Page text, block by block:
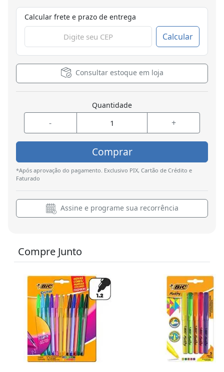
Calcular frete e prazo de entrega
Calcular
Consultar estoque em loja
Quantidade
- +
Comprar
*Após aprovação do pagamento. Exclusivo PIX, Cartão de Crédito e
Faturado
Assine e programe sua recorrência
Compre Junto